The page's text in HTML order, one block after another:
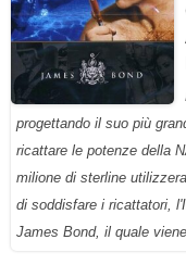
progettando il suo più
ricattare le potenze della
milione di sterline
di soddisfare i ricattatori,
James Bond, il quale